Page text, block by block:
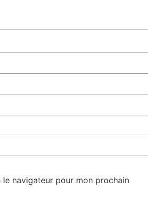
navigateur pour mon prochain